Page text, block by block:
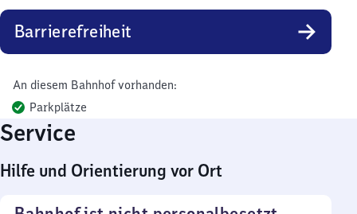
Barrierefreiheit
An diesem Bahnhof vorhanden:
Parkplätze
Service
Hilfe und Orientierung vor Ort